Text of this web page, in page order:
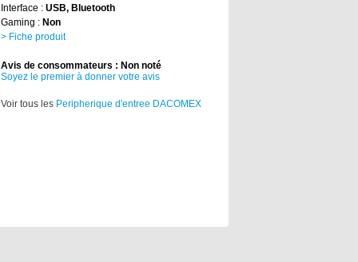
Interface : USB, Bluetooth
Gaming : Non
> Fiche produit
Avis de consommateurs : Non noté
Soyez le premier à donner votre avis
Voir tous les Peripherique d'entree DACOMEX